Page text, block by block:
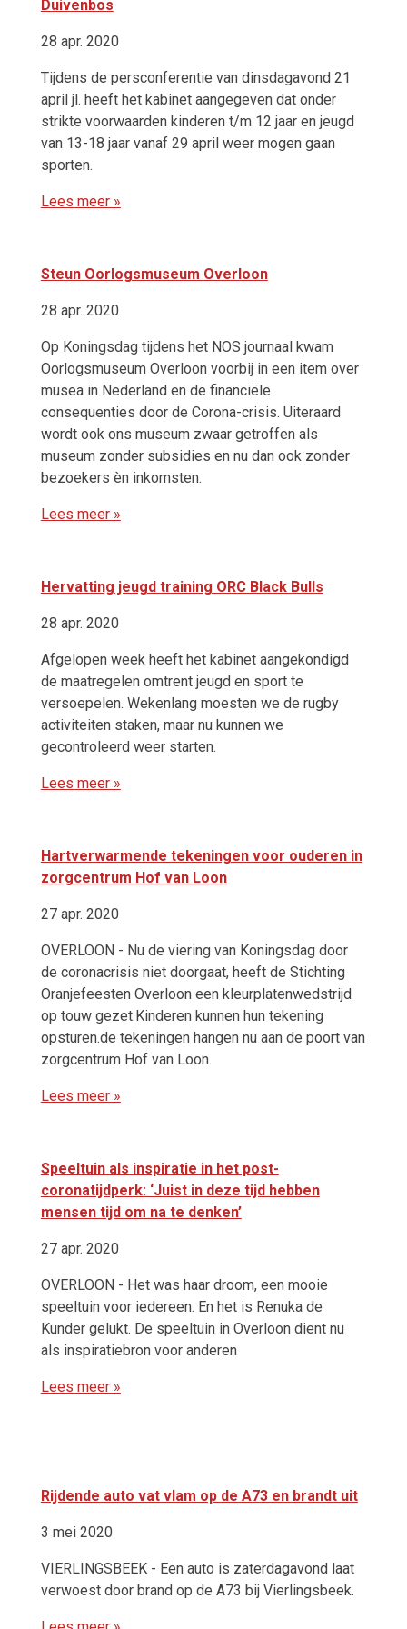
Duivenbos
28 apr. 2020
Tijdens de persconferentie van dinsdagavond 21
april jl. heeft het kabinet aangegeven dat onder
strikte voorwaarden kinderen t/m 12 jaar en jeugd
van 13-18 jaar vanaf 29 april weer mogen gaan
sporten.
Lees meer »
Steun Oorlogsmuseum Overloon
28 apr. 2020
Op Koningsdag tijdens het NOS journaal kwam
Oorlogsmuseum Overloon voorbij in een item over
musea in Nederland en de financiële
consequenties door de Corona-crisis. Uiteraard
wordt ook ons museum zwaar getroffen als
museum zonder subsidies en nu dan ook zonder
bezoekers èn inkomsten.
Lees meer »
Hervatting jeugd training ORC Black Bulls
28 apr. 2020
Afgelopen week heeft het kabinet aangekondigd
de maatregelen omtrent jeugd en sport te
versoepelen. Wekenlang moesten we de rugby
activiteiten staken, maar nu kunnen we
gecontroleerd weer starten.
Lees meer »
Hartverwarmende tekeningen voor ouderen in
zorgcentrum Hof van Loon
27 apr. 2020
OVERLOON - Nu de viering van Koningsdag door
de coronacrisis niet doorgaat, heeft de Stichting
Oranjefeesten Overloon een kleurplatenwedstrijd
op touw gezet.Kinderen kunnen hun tekening
opsturen.de tekeningen hangen nu aan de poort van
zorgcentrum Hof van Loon.
Lees meer »
Speeltuin als inspiratie in het post-
coronatijdperk: ‘Juist in deze tijd hebben
mensen tijd om na te denken’
27 apr. 2020
OVERLOON - Het was haar droom, een mooie
speeltuin voor iedereen. En het is Renuka de
Kunder gelukt. De speeltuin in Overloon dient nu
als inspiratiebron voor anderen
Lees meer »
Rijdende auto vat vlam op de A73 en brandt uit
3 mei 2020
VIERLINGSBEEK - Een auto is zaterdagavond laat
verwoest door brand op de A73 bij Vierlingsbeek.